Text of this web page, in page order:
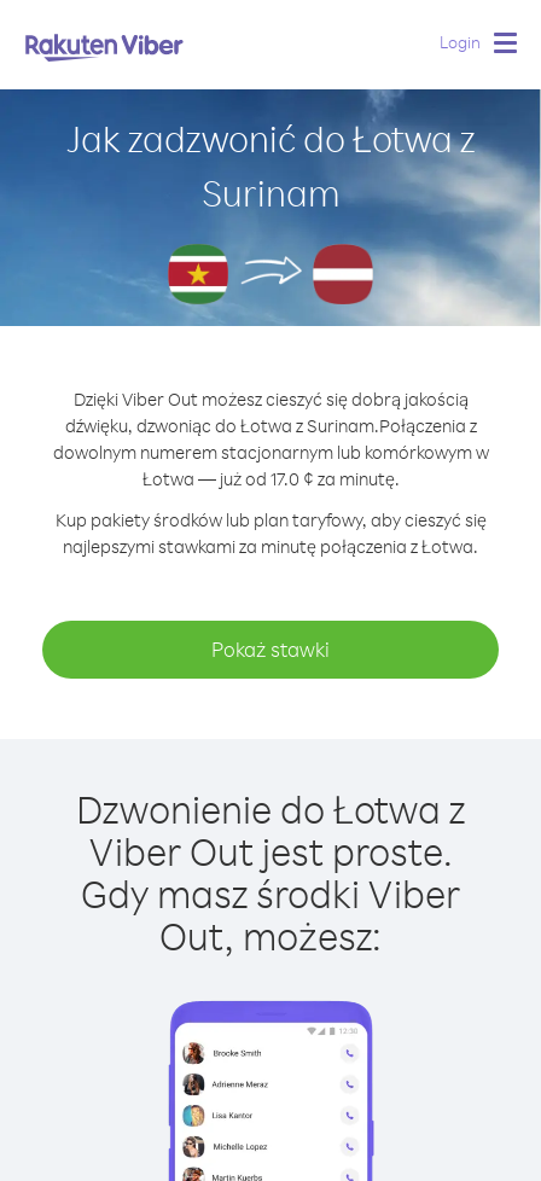
Login
Jak zadzwonić do Łotwa z
Surinam
Dzięki Viber Out możesz cieszyć się dobrą jakością
dźwięku, dzwoniąc do Łotwa z Surinam.Połączenia z
dowolnym numerem stacjonarnym lub komórkowym w
Łotwa — już od 17.0 ¢ za minutę.
Kup pakiety środków lub plan taryfowy, aby cieszyć się
najlepszymi stawkami za minutę połączenia z Łotwa.
Pokaż stawki
Dzwonienie do Łotwa z
Viber Out jest proste.
Gdy masz środki Viber
Out, możesz: